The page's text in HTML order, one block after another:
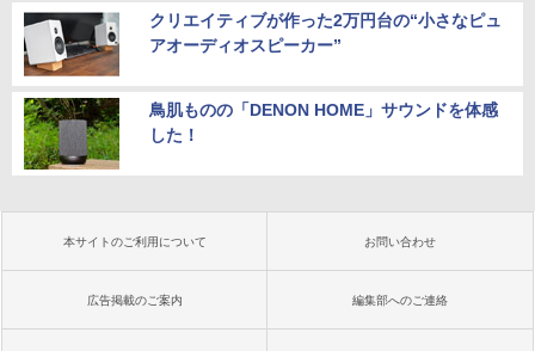
クリエイティブが作った2万円台の“小さなピュ
アオーディオスピーカー”
鳥肌ものの「DENON HOME」サウンドを体感
した！
本サイトのご利用について お問い合わせ
広告掲載のご案内 編集部へのご連絡